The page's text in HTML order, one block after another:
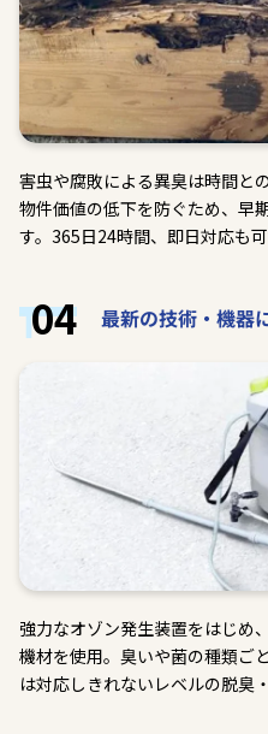
害虫や腐敗による異臭は時間と
物件価値の低下を防ぐため、早
す。365日24時間、即日対応も可
04 最新の技術・機器
強力なオゾン発生装置をはじめ
機材を使用。臭いや菌の種類ご
は対応しきれないレベルの脱臭